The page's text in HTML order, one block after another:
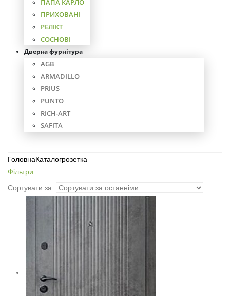
ПАПА КАРЛО
ПРИХОВАНІ
РЕЛІКТ
СОСНОВІ
Дверна фурнітура
AGB
ARMADILLO
PRIUS
PUNTO
RICH-ART
SAFITA
ГоловнаКаталогрозетка
Фільтри
Сортувати за: